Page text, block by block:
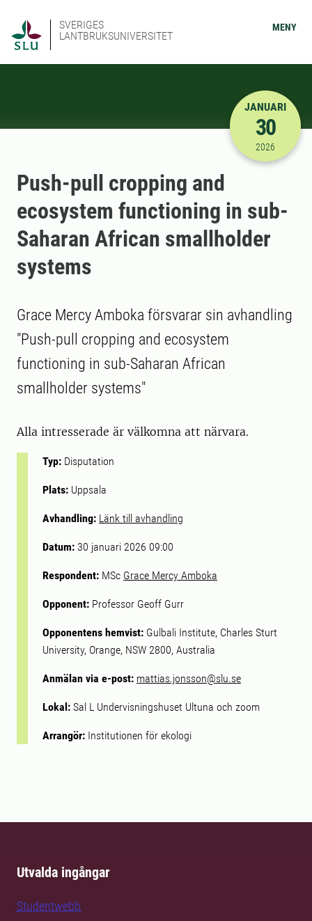
SVERIGES
LANTBRUKSUNIVERSITET
MENY
2026-01-
JANUARI
30
2026
Push-pull cropping and
ecosystem functioning in sub-
Saharan African smallholder
systems
Grace Mercy Amboka försvarar sin avhandling
"Push-pull cropping and ecosystem
functioning in sub-Saharan African
smallholder systems"
Alla intresserade är välkomna att närvara.
Typ: Disputation
Plats: Uppsala
Avhandling: Länk till avhandling
Datum: 30 januari 2026 09:00
Respondent: MSc Grace Mercy Amboka
Opponent: Professor Geoff Gurr
Opponentens hemvist: Gulbali Institute, Charles Sturt
University, Orange, NSW 2800, Australia
Anmälan via e-post: mattias.jonsson@slu.se
Lokal: Sal L Undervisningshuset Ultuna och zoom
Arrangör: Institutionen för ekologi
Utvalda ingångar
Studentwebb